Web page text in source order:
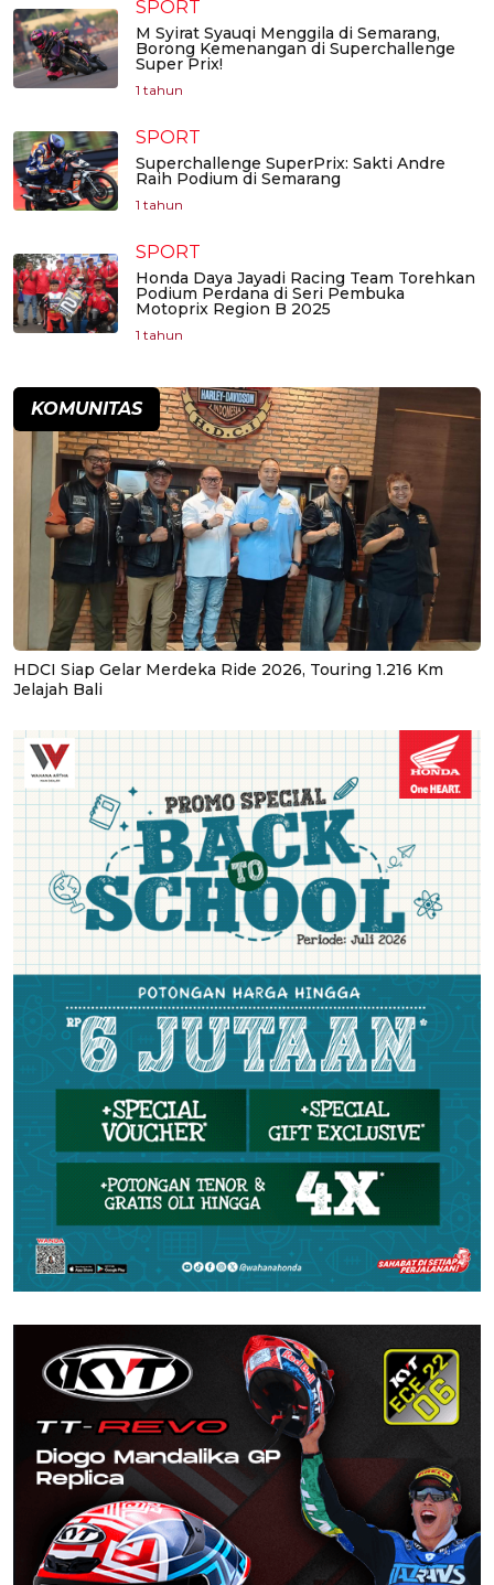
SPORT
M Syirat Syauqi Menggila di Semarang,
Borong Kemenangan di Superchallenge
Super Prix!
1 tahun
SPORT
Superchallenge SuperPrix: Sakti Andre
Raih Podium di Semarang
1 tahun
SPORT
Honda Daya Jayadi Racing Team Torehkan
Podium Perdana di Seri Pembuka
Motoprix Region B 2025
1 tahun
KOMUNITAS
HDCI Siap Gelar Merdeka Ride 2026, Touring 1.216 Km
Jelajah Bali